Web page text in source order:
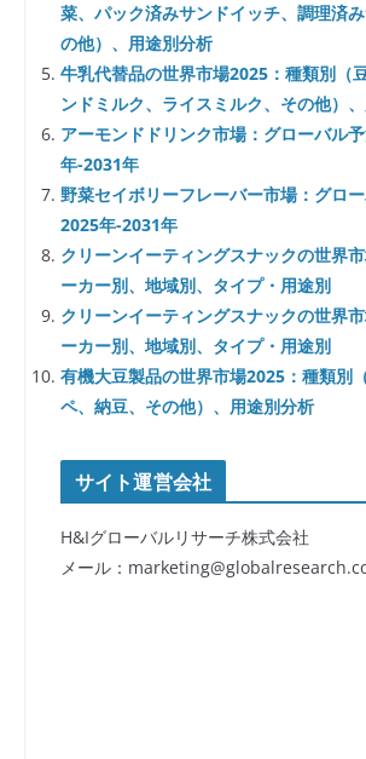
菜、パック済みサンドイッチ、調理済
の他）、用途別分析
牛乳代替品の世界市場2025：種類別（
ンドミルク、ライスミルク、その他）
アーモンドドリンク市場：グローバル
年-2031年
野菜セイボリーフレーバー市場：グロ
2025年-2031年
クリーンイーティングスナックの世界
ーカー別、地域別、タイプ・用途別
クリーンイーティングスナックの世界
ーカー別、地域別、タイプ・用途別
有機大豆製品の世界市場2025：種類別
ペ、納豆、その他）、用途別分析
サイト運営会社
H&Iグローバルリサーチ株式会社
メール：